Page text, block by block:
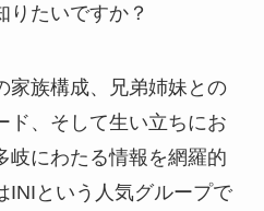
りたいですか？
家族構成、兄弟姉妹との
ド、そして生い立ちにお
岐にわたる情報を網羅的
INIという人気グループで